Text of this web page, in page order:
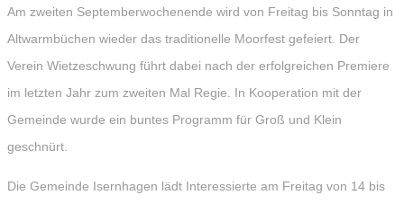
Am zweiten Septemberwochenende wird von Freitag bis Sonntag in
Altwarmbüchen wieder das traditionelle Moorfest gefeiert. Der
Verein Wietzeschwung führt dabei nach der erfolgreichen Premiere
im letzten Jahr zum zweiten Mal Regie. In Kooperation mit der
Gemeinde wurde ein buntes Programm für Groß und Klein
geschnürt.
Die Gemeinde Isernhagen lädt Interessierte am Freitag von 14 bis